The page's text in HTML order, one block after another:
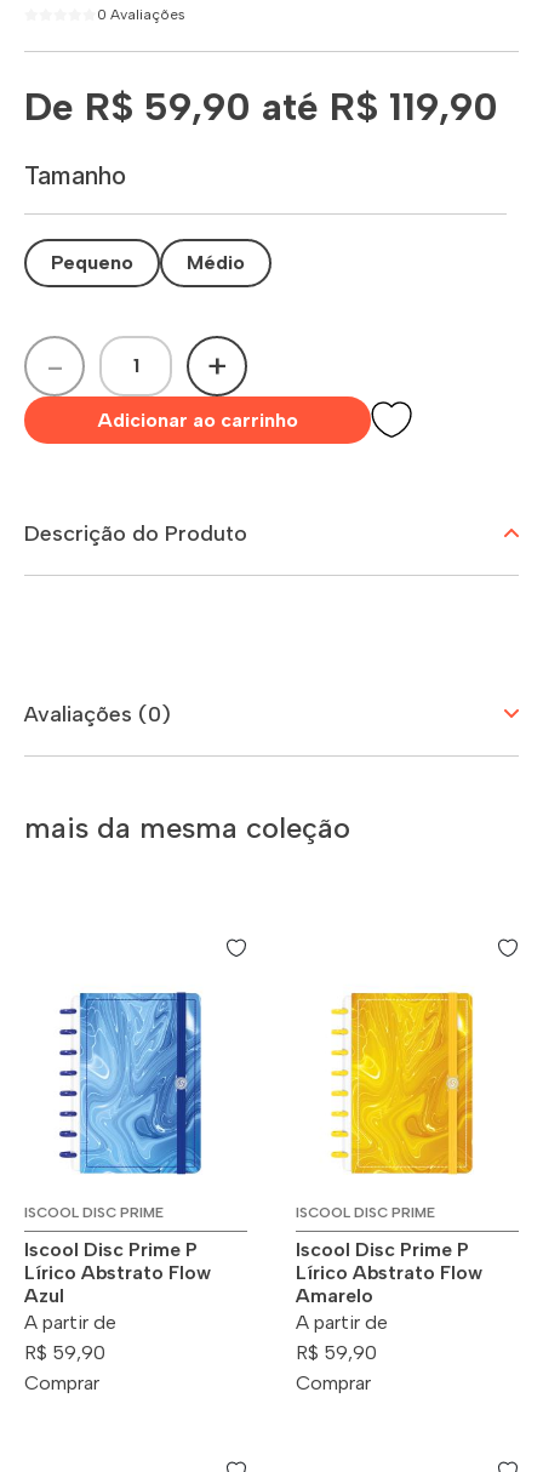
0 Avaliações
De R$ 59,90 até R$ 119,90
Tamanho
Pequeno Médio
- +
Adicionar ao carrinho
Descrição do Produto
Avaliações (0)
mais da mesma coleção
ISCOOL DISC PRIME
Iscool Disc Prime P
Lírico Abstrato Flow
Azul
A partir de
R$ 59,90
Comprar
ISCOOL DISC PRIME
Iscool Disc Prime P
Lírico Abstrato Flow
Amarelo
A partir de
R$ 59,90
Comprar